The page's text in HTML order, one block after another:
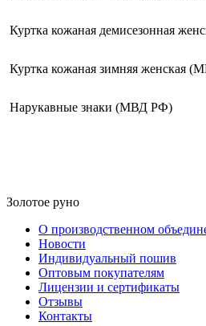
Куртка кожаная демисезонная
Куртка кожаная зимняя женская
Нарукавные знаки (МВД РФ)
Золотое руно
О производственном
Новости
Индивидуальный пошив
Оптовым покупателям
Лицензии и сертификаты
Отзывы
Контакты